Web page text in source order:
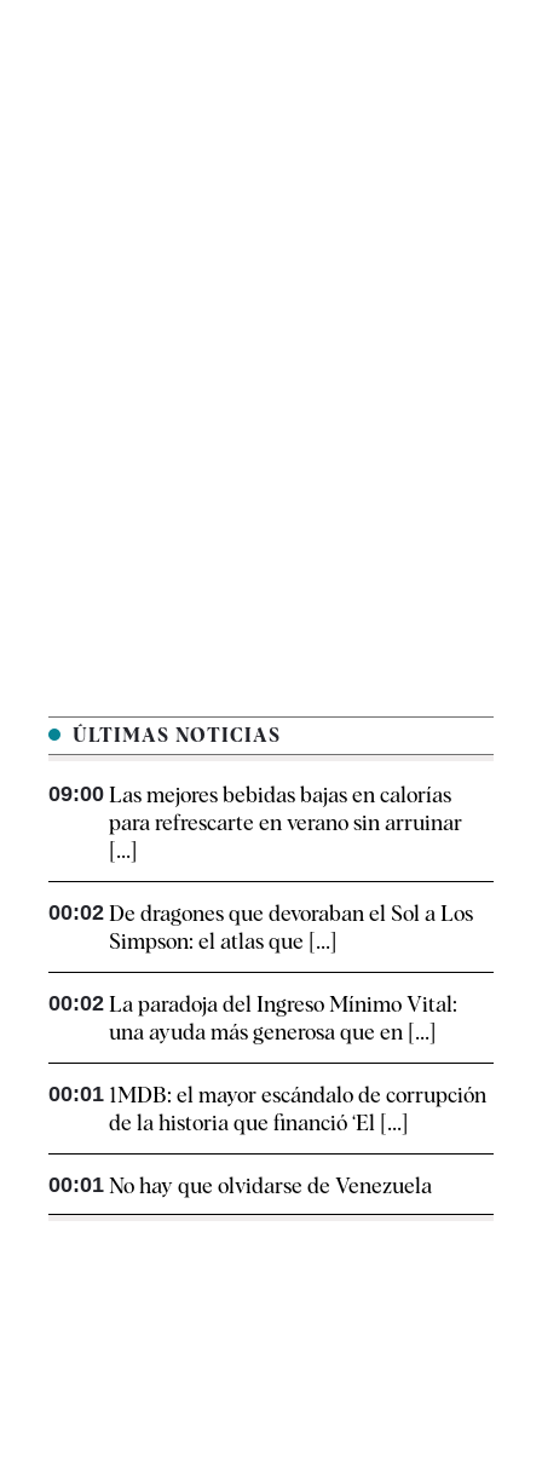
ÚLTIMAS NOTICIAS
09:00 Las mejores bebidas bajas en calorías
para refrescarte en verano sin arruinar
[...]
00:02 De dragones que devoraban el Sol a Los
Simpson: el atlas que [...]
00:02 La paradoja del Ingreso Mínimo Vital:
una ayuda más generosa que en [...]
00:01 1MDB: el mayor escándalo de corrupción
de la historia que financió ‘El [...]
00:01 No hay que olvidarse de Venezuela